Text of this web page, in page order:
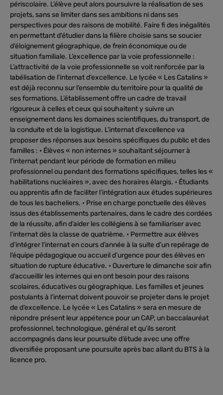
périscolaire. L’élève peut alors poursuivre la réalisation de ses
projets, sans se limiter dans ses ambitions ni dans ses
perspectives pour des raisons de mobilité. Faire fi des inégalités
en permettant d’étudier dans la filière choisie sans se soucier
d’éloignement géographique, de frein économique ou de
situation familiale. L’excellence par la voie professionnelle :
L’attractivité de la voie professionnelle se voit renforcée par la
labélisation de l’internat d’excellence. Le lycée « Les Catalins »
est déjà reconnu sur l’ensemble du territoire pour la qualité de
ses formations. L’établissement offre un cadre de travail
rigoureux à celles et ceux qui souhaitent y suivre un
enseignement dans les domaines scientifiques, du transport, de
la conduite et de la logistique. L’internat d’excellence va
proposer des réponses aux besoins spécifiques du public et des
familles : • Élèves « non internes » souhaitant séjourner à
l’internat pendant leur période de formation en milieu
professionnel ou pendant des formations spécifiques, telles les «
habilitations nucléaires », avec des horaires élargis. • Étudiants
ou apprentis afin de faciliter l’intégration aux études supérieures
de tous les bacheliers. • Prise en charge ponctuelle des élèves
issus des établissements partenaires, dans le cadre des cordées
de la réussite, afin d’aider les collégiens à se familiariser avec
l’internat dès la classe de quatrième. • Permettre aux élèves
d’intégrer l’internat en cours d’année à la suite d’un repérage de
l’équipe pédagogique ou accueil d’urgence pour des élèves en
situation de rupture éducative. • Ouverture le dimanche soir afin
d’accueillir les internes qui en ont besoin pour des raisons
scolaires, éducatives ou géographique. Les familles et jeunes
postulants à l’internat doivent pouvoir se projeter dans le projet
de d’excellence. Le lycée « Les Catalins » sera en mesure de
répondre présent leur appétence pour un CAP, un baccalauréat
professionnel, technologique, général et qu’ils seront
accompagnés dans leur poursuite d’étude avec une offre
diversifiée proposant une poursuite après bac allant du BTS à la
licence pro.